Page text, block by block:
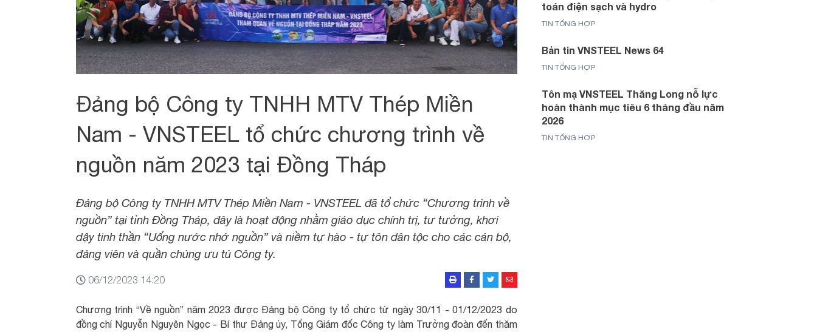
Đảng bộ Công ty TNHH MTV Thép Miền
Nam - VNSTEEL tổ chức chương trình về
nguồn năm 2023 tại Đồng Tháp
Đảng bộ Công ty TNHH MTV Thép Miền Nam - VNSTEEL đã tổ chức “Chương trình về
nguồn” tại tỉnh Đồng Tháp, đây là hoạt động nhằm giáo dục chính trị, tư tưởng, khơi
dậy tinh thần “Uống nước nhớ nguồn” và niềm tự hào - tự tôn dân tộc cho các cán bộ,
đảng viên và quần chúng ưu tú Công ty.
06/12/2023 14:20
Chương trình “Về nguồn” năm 2023 được Đảng bộ Công ty tổ chức từ ngày 30/11 - 01/12/2023 do
đồng chí Nguyễn Nguyên Ngọc - Bí thư Đảng ủy, Tổng Giám đốc Công ty làm Trưởng đoàn đến thăm
toán điện sạch và hydro
TIN TỔNG HỢP
Bản tin VNSTEEL News 64
TIN TỔNG HỢP
Tôn mạ VNSTEEL Thăng Long nỗ lực
hoàn thành mục tiêu 6 tháng đầu năm
2026
TIN TỔNG HỢP